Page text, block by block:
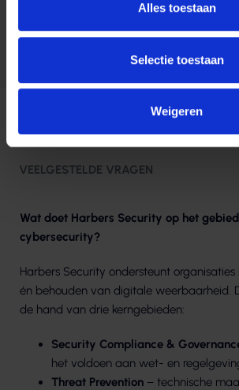
Alles toestaan
Selectie toestaan
Weigeren
Antwoorden en
VEELGESTELDE VRAGEN
Wat doet Harbers Security op het
cybersecurity?
Harbers Security ondersteunt
én behouden van digitale weerbaarheid.
de hand van drie kerngebieden:
Security Compliance &
het voldoen aan wet- en
Threat Prevention – technische